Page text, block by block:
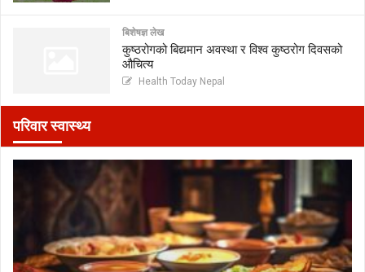
बिशेषज्ञ लेख
कुष्ठरोगको बिद्यमान अवस्था र विश्व कुष्ठरोग दिवसको
औचित्य
Health Today Nepal
परिवार स्वास्थ्य